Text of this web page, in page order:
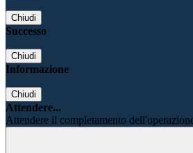
Chiudi
Successo
Chiudi
Informazione
Chiudi
Attendere...
Attendere il completamento